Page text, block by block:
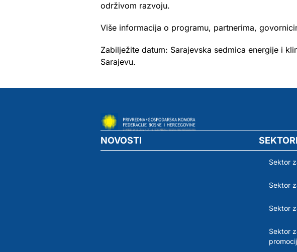
održivom razvoju.
Više informacija o programu, partnerima,
Zabilježite datum: Sarajevska sedmica energije i
Sarajevu.
NOVOSTI
Sektor
Sektor
Sektor
Sektor